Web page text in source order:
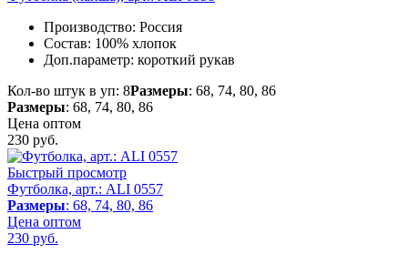
Производство: Россия
Состав: 100% хлопок
Доп.параметр: короткий рукав
Кол-во штук в уп: 8Размеры: 68, 74, 80, 86
Размеры: 68, 74, 80, 86
Цена оптом
230 руб.
Быстрый просмотр
Футболка, арт.: ALI 0557
Размеры: 68, 74, 80, 86
Цена оптом
230 руб.